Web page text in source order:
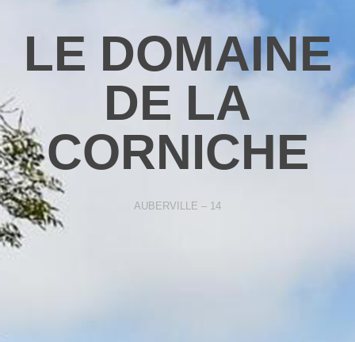
LE DOMAINE
DE LA
CORNICHE
AUBERVILLE – 14